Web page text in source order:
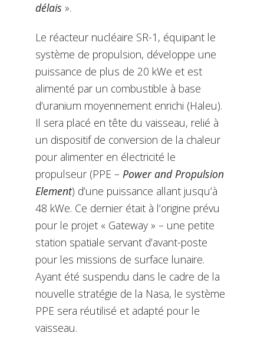
délais ».
Le réacteur nucléaire SR-1, équipant le
système de propulsion, développe une
puissance de plus de 20 kWe et est
alimenté par un combustible à base
d’uranium moyennement enrichi (Haleu).
Il sera placé en tête du vaisseau, relié à
un dispositif de conversion de la chaleur
pour alimenter en électricité le
propulseur (PPE – Power and Propulsion
Element) d’une puissance allant jusqu’à
48 kWe. Ce dernier était à l’origine prévu
pour le projet « Gateway » – une petite
station spatiale servant d’avant-poste
pour les missions de surface lunaire.
Ayant été suspendu dans le cadre de la
nouvelle stratégie de la Nasa, le système
PPE sera réutilisé et adapté pour le
vaisseau.